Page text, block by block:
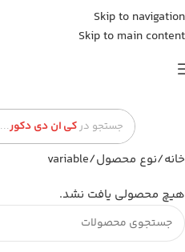
Skip to navigation
Skip to main content
جستجو در کی ان دی دکور...
خانه نوع محصول variable
هیچ محصولی یافت نشد.